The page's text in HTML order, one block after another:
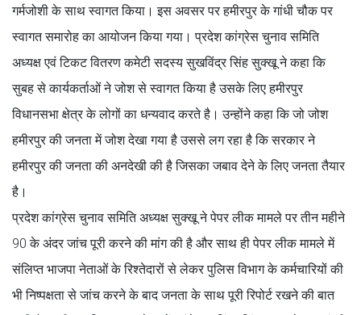
गर्मजोशी के साथ स्वागत किया। इस अवसर पर हमीरपुर के गांधी चौक पर
स्वागत समारोह का आयोजन किया गया। प्रदेश कांग्रेस चुनाव समिति
अध्यक्ष एवं टिकट वितरण कमेटी सदस्य सुखविंद्र सिंह सुक्खू ने कहा कि
सुबह से कार्यकर्ताओं ने जोश से स्वागत किया है उसके लिए हमीरपुर
विधानसभा क्षेत्र के लोगों का धन्यवाद करते है। उन्होंने कहा कि जो जोश
हमीरपुर की जनता में जोश देखा गया है उससे लग रहा है कि सरकार ने
हमीरपुर की जनता की अनदेखी की है जिसका जबाव देने के लिए जनता तैयार
है।
प्रदेश कांग्रेस चुनाव समिति अध्यक्ष सुक्खू ने पेपर लीक मामले पर तीन महीने
90 के अंदर जांच पूरी करने की मांग की है और साथ ही पेपर लीक मामले में
संलिप्त भाजपा नेताओं के रिश्तेदारों से लेकर पुलिस विभाग के कर्मचारियों की
भी निष्पक्षता से जांच करने के बाद जनता के साथ पूरी रिपोर्ट रखने की बात